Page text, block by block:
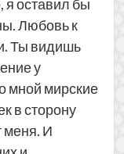
я оставил бы
Любовь к
Ты видишь
у
мной мирские
в сторону
меня. И